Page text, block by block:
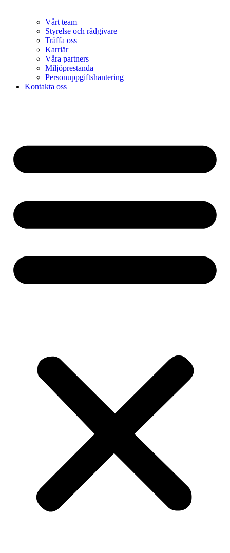
Vårt team
Styrelse och rådgivare
Träffa oss
Karriär
Våra partners
Miljöprestanda
Personuppgiftshantering
Kontakta oss